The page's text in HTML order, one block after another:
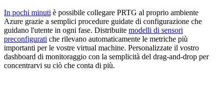
In pochi minuti è possibile collegare PRTG al proprio ambiente
Azure grazie a semplici procedure guidate di configurazione che
guidano l'utente in ogni fase. Distribuite modelli di sensori
preconfigurati che rilevano automaticamente le metriche più
importanti per le vostre virtual machine. Personalizzate il vostro
dashboard di monitoraggio con la semplicità del drag-and-drop per
concentrarvi su ciò che conta di più.